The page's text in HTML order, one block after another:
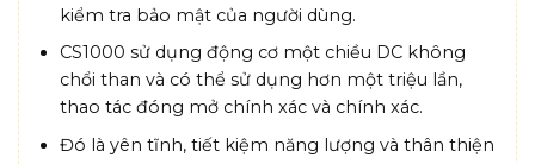
kiểm tra bảo mật của người dùng.
CS1000 sử dụng động cơ một chiều DC không
chổi than và có thể sử dụng hơn một triệu lần,
thao tác đóng mở chính xác và chính xác.
Đó là yên tĩnh, tiết kiệm năng lượng và thân thiện